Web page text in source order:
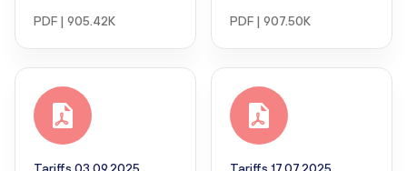
PDF | 905.42K PDF | 907.50K